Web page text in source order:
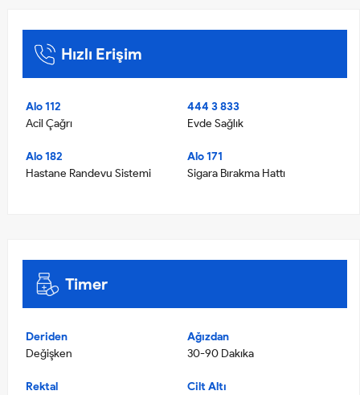
Hızlı Erişim
Alo 112
Acil Çağrı
444 3 833
Evde Sağlık
Alo 182
Hastane Randevu Sistemi
Alo 171
Sigara Bırakma Hattı
Timer
Deriden
Değişken
Ağızdan
30-90 Dakıka
Rektal
Cilt Altı